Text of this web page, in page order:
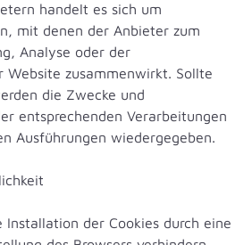
handelt es sich um
mit denen der Anbieter zum
Analyse oder der
Website zusammenwirkt. Sollte
die Zwecke und
entsprechenden Verarbeitungen
Ausführungen wiedergegeben.
Installation der Cookies durch eine